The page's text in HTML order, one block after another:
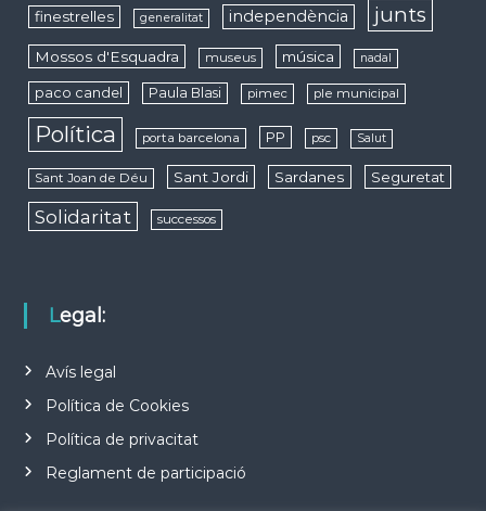
finestrelles generalitat independència junts
Mossos d'Esquadra museus música nadal
paco candel Paula Blasi pimec ple municipal
Política porta barcelona PP psc Salut
Sant Joan de Déu Sant Jordi Sardanes Seguretat
Solidaritat successos
Legal:
Avís legal
Política de Cookies
Política de privacitat
Reglament de participació